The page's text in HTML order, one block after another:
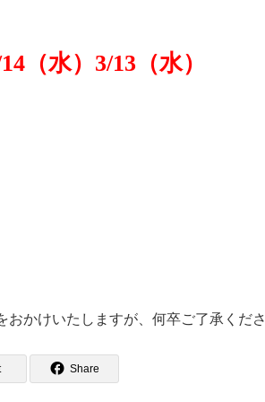
（水）3/13（水）
かけいたしますが、何卒ご了承くださ
Share